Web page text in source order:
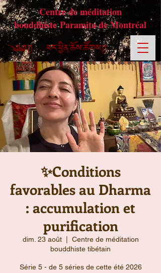
Centre de méditation
bouddhiste Paramita de Montréal
✨Conditions
favorables au Dharma
: accumulation et
purification
dim. 23 août
  |
Centre de méditation
bouddhiste tibétain
Série 5 - de 5 séries de cette été 2026